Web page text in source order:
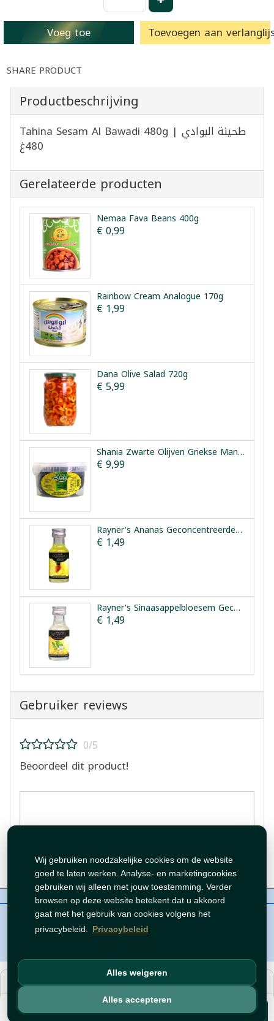
Wij gebruiken noodzakelijke cookies om de website
goed te laten werken. Analyse- en marketingcookies
gebruiken wij alleen met jouw toestemming. Verder
browsen op deze website betekent dat u akkoord
gaat met het gebruik van cookies volgens het
privacybeleid. Privacybeleid
Alles weigeren
Alles accepteren
Voeg toe Toevoegen aan
€ 6,99 Voeg toe
SHARE PRODUCT
Productbeschrijving
Tahina Sesam Al Bawadi 480g | طحينة البوادي
480غ
Gerelateerde producten
Nemaa Fava Beans 400g
€ 0,99
Rainbow Cream Analogue 170g
€ 1,99
Dana Olive Salad 720g
€ 5,99
Shania Zwarte Olijven Griekse Manier 1.5kg
€ 9,99
Rayner's Ananas Geconcentreerde Smaakessentie 25ml
€ 1,49
Rayner's Sinaasappelbloesem Geconcentreerde Smaakessentie 28ml
€ 1,49
Gebruiker reviews
0/5
Beoordeel dit product!
Beoordeling plaatsen
Over ons Beleid
WhatsAppen
auteursrechten©Tawfeer 2018-2026
هذا متجر جملة. الأسعار وميزات الشراء متاحة فقط للحساباتالمسجّلة
والمفعّلة
سجّل دخولأوافتح حساب .